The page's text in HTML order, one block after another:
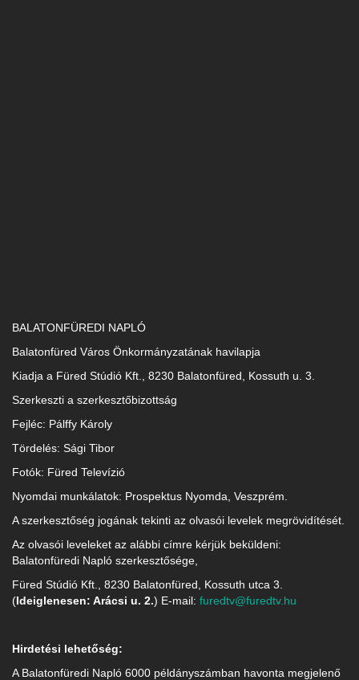
BALATONFÜREDI NAPLÓ
Balatonfüred Város Önkormányzatának havilapja
Kiadja a Füred Stúdió Kft., 8230 Balatonfüred, Kossuth u. 3.
Szerkeszti a szerkesztőbizottság
Fejléc: Pálffy Károly
Tördelés: Sági Tibor
Fotók: Füred Televízió
Nyomdai munkálatok: Prospektus Nyomda, Veszprém.
A szerkesztőség jogának tekinti az olvasói levelek megrövidítését.
Az olvasói leveleket az alábbi címre kérjük beküldeni:
Balatonfüredi Napló szerkesztősége,
Füred Stúdió Kft., 8230 Balatonfüred, Kossuth utca 3.
(Ideiglenesen: Arácsi u. 2.) E-mail: furedtv@furedtv.hu
Hirdetési lehetőség:
A Balatonfüredi Napló 6000 példányszámban havonta megjelenő